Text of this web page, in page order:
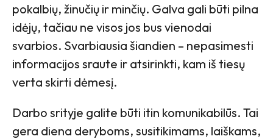
pokalbių, žinučių ir minčių. Galva gali būti pilna
idėjų, tačiau ne visos jos bus vienodai
svarbios. Svarbiausia šiandien – nepasimesti
informacijos sraute ir atsirinkti, kam iš tiesų
verta skirti dėmesį.
Darbo srityje galite būti itin komunikabilūs. Tai
gera diena deryboms, susitikimams, laiškams,